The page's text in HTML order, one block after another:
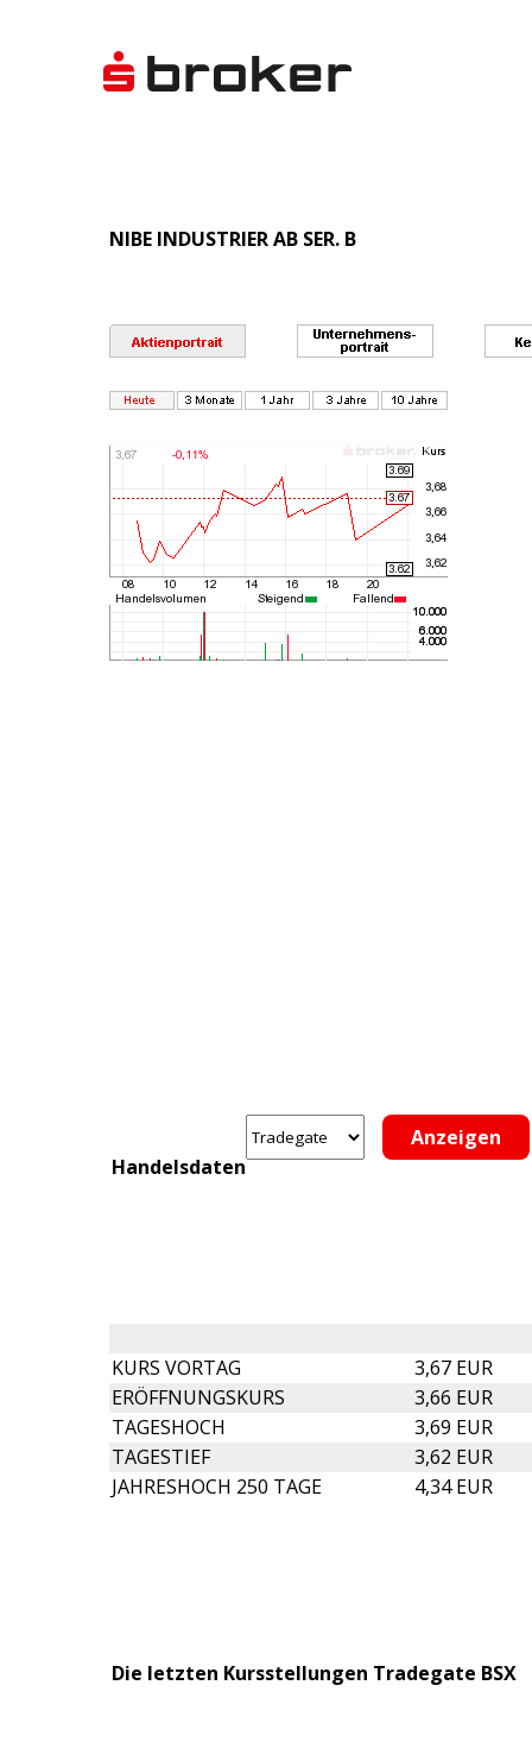
NIBE INDUSTRIER AB SER. B
Handelsdaten
KURS VORTAG
3,67 EUR
ERÖFFNUNGSKURS
3,66 EUR
TAGESHOCH
3,69 EUR
TAGESTIEF
3,62 EUR
JAHRESHOCH 250 TAGE
4,34 EUR
Die letzten Kursstellungen Tradegate BSX